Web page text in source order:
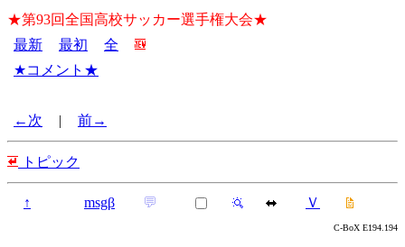
★第93回全国高校サッカー選手権大会★
最新
最初
全
★コメント★
←次 | 前→
トピック
↑ msgβ 💬 Ｖ
C-BoX E194.194